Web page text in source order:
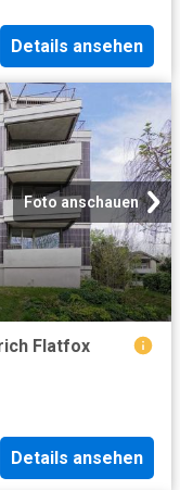
Details ansehen
Foto anschauen
Flatfox
Details ansehen